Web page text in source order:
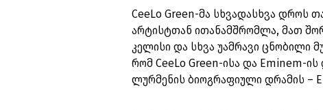
CeeLo Green-მა სხვადასხვა დროს
არტისტთან ითანამშრომლა, მათ
კელისი და სხვა უამრავი ცნობილი
რომ CeeLo Green-ისა და Eminem-
ლურმენის ბიოგრაფიული დრამის –